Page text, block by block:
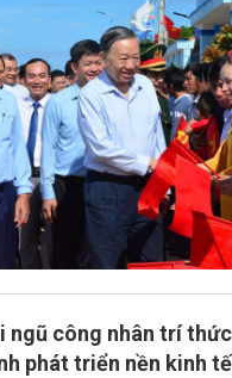
ngũ công nhân trí
phát triển nền kinh